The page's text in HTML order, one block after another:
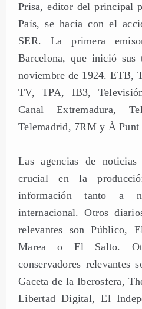
Prisa, editor del principal
País, se hacía con el
SER. La primera
Barcelona, que inició sus
noviembre de 1924. ETB,
TV, TPA, IB3,
Canal Extremadura,
Telemadrid, 7RM y À Punt
Las agencias de noticias
crucial en la
información tanto a
internacional. Otros
relevantes son Público,
Marea o El Salto.
conservadores relevantes
Gaceta de la Iberosfera,
Libertad Digital, El